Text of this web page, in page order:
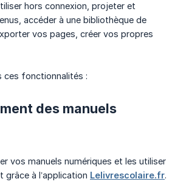
hors connexion, projeter et
accéder à une bibliothèque de
vos pages, créer vos propres
ces fonctionnalités :
des manuels
vos manuels numériques et les utiliser
grâce à l’application Lelivrescolaire.fr.